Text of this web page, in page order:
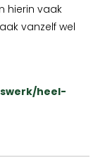
hierin vaak
vanzelf wel
heel-